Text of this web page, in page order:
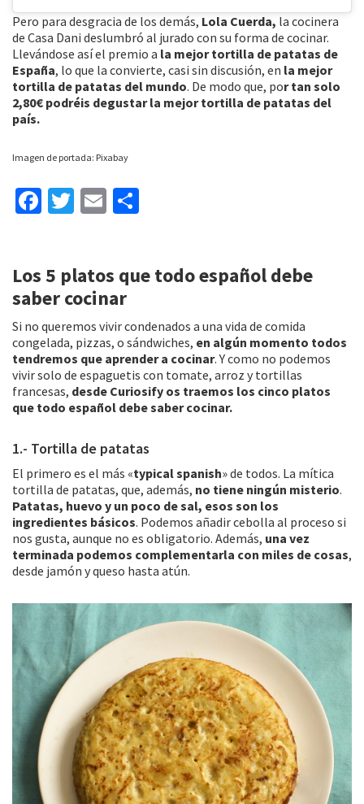
Pero para desgracia de los demás, Lola Cuerda, la cocinera
de Casa Dani deslumbró al jurado con su forma de cocinar.
Llevándose así el premio a la mejor tortilla de patatas de
España, lo que la convierte, casi sin discusión, en la mejor
tortilla de patatas del mundo. De modo que, por tan solo
2,80€ podréis degustar la mejor tortilla de patatas del
país.
Imagen de portada: Pixabay
Fa
o
o
k
T
er
E
l
p
tir
Los 5 platos que todo español debe
saber cocinar
Si no queremos vivir condenados a una vida de comida
congelada, pizzas, o sándwiches, en algún momento todos
tendremos que aprender a cocinar. Y como no podemos
vivir solo de espaguetis con tomate, arroz y tortillas
francesas, desde Curiosify os traemos los cinco platos
que todo español debe saber cocinar.
1.- Tortilla de patatas
El primero es el más «typical spanish» de todos. La mítica
tortilla de patatas, que, además, no tiene ningún misterio.
Patatas, huevo y un poco de sal, esos son los
ingredientes básicos. Podemos añadir cebolla al proceso si
nos gusta, aunque no es obligatorio. Además, una vez
terminada podemos complementarla con miles de cosas,
desde jamón y queso hasta atún.